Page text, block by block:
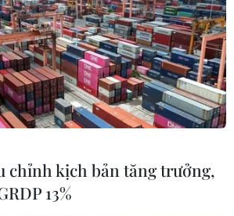
phạm đầu tiên
năm 2026
gây ngập cục bộ,
quét, sạt lở đất
chỉnh kịch bản tăng trưởng,
13%